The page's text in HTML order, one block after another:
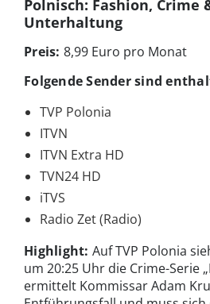
Polnisch: Fashion, Crime
Unterhaltung
Preis: 8,99 Euro pro Monat
Folgende Sender sind
TVP Polonia
ITVN
ITVN Extra HD
TVN24 HD
iTVS
Radio Zet (Radio)
Highlight: Auf TVP Polonia
um 20:25 Uhr die Crime-Serie
ermittelt Kommissar Adam